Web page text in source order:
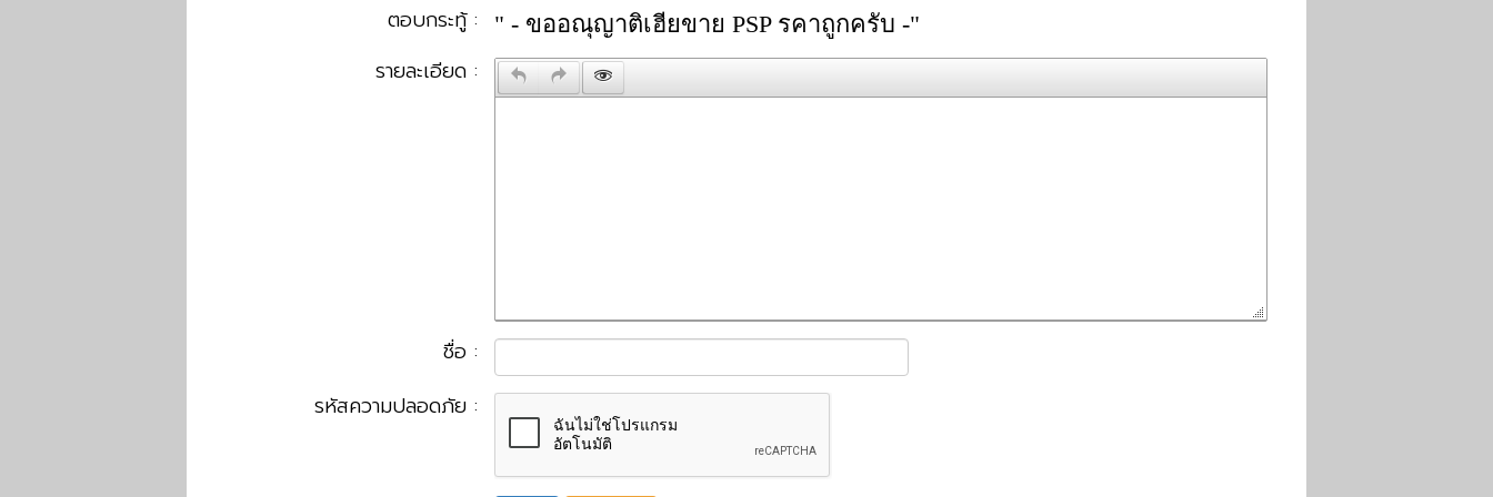
ตอบกระทู้ : " - ขออณุญาติเฮียขาย PSP รคาถูกครับ -"
รายละเอียด :
ชื่อ :
รหัสความปลอดภัย :